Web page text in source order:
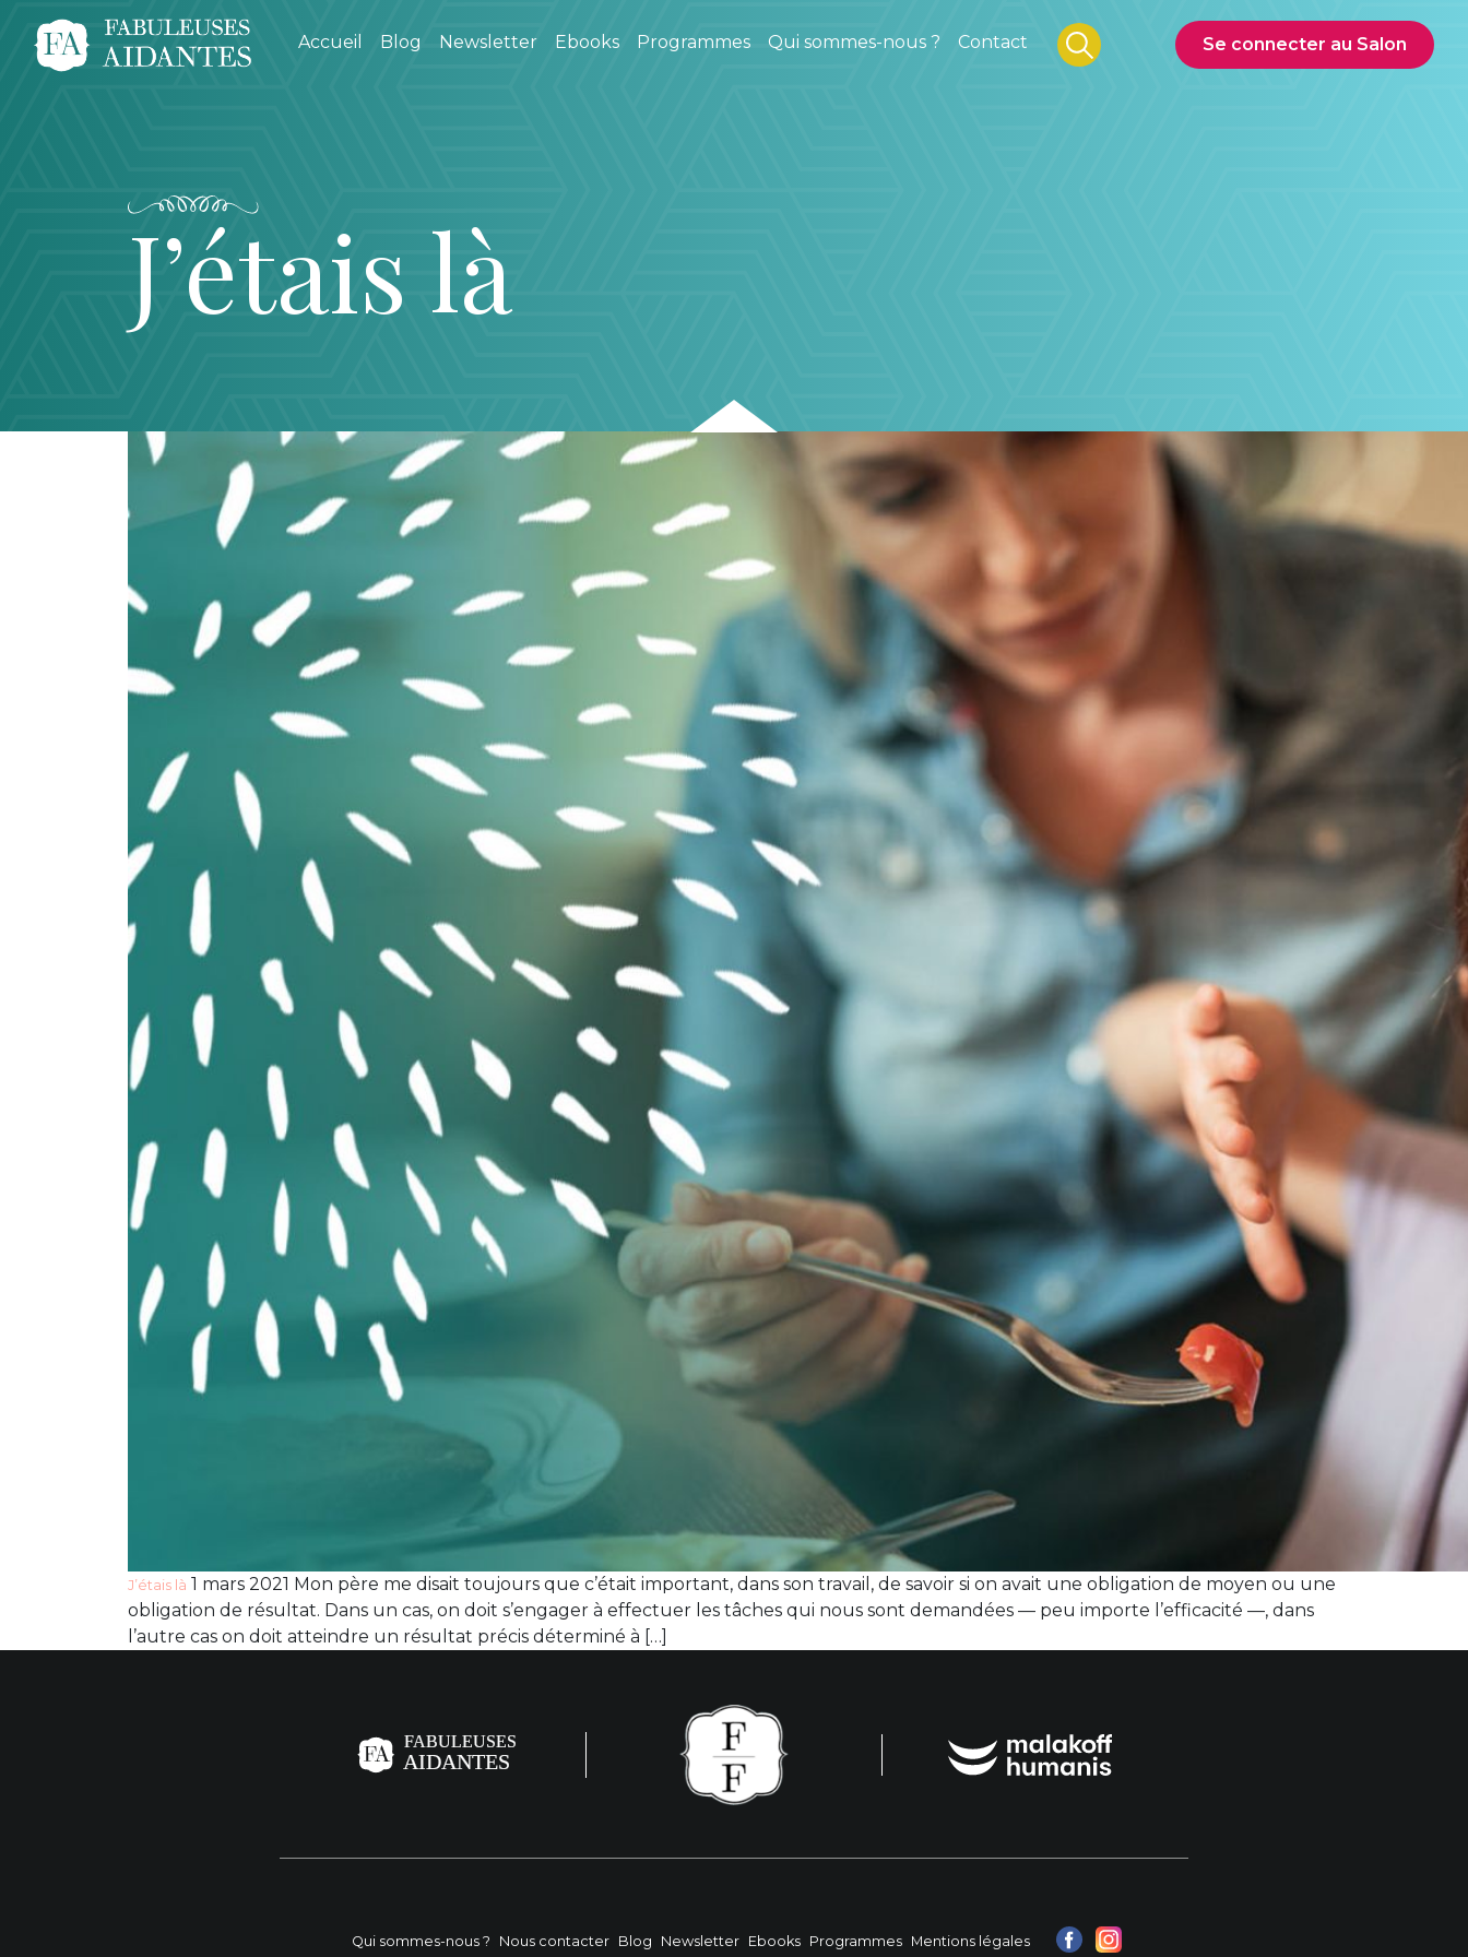
Accueil Blog Newsletter Ebooks Programmes Qui sommes-nous ? Contact Se connecter au Salon
J’étais là
J’étais là 1 mars 2021 Mon père me disait toujours que c’était important, dans son travail, de savoir si on avait une obligation de moyen ou une
obligation de résultat. Dans un cas, on doit s’engager à effectuer les tâches qui nous sont demandées — peu importe l’efficacité —, dans
l’autre cas on doit atteindre un résultat précis déterminé à […]
Qui sommes-nous ? Nous contacter Blog Newsletter Ebooks Programmes Mentions légales